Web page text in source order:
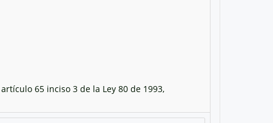
65 inciso 3 de la Ley 80 de 1993,